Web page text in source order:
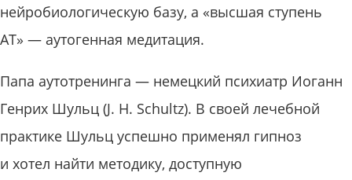
нейробиологическую базу, а «высшая ступень
АТ» — аутогенная медитация.
Папа аутотренинга — немецкий психиатр Иоганн
Генрих Шульц (J. H. Schultz). В своей лечебной
практике Шульц успешно применял гипноз
и хотел найти методику, доступную